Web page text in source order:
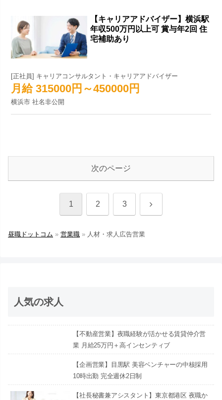
【キャリアアドバイザー】横浜駅
年収500万円以上可 賞与年2回 住
宅補助あり
[正社員] キャリアコンサルタント・キャリアアドバイザー
月給 315000円～450000円
横浜市 社名非公開
次のページ
1 2 3
昼職ドットコム » 営業職 » 人材・求人広告営業
人気の求人
【不動産営業】夜職経験が活かせる賃貸仲介営
業 月給25万円＋高インセンティブ
【企画営業】目黒駅 美容ベンチャーの中核採用
10時出勤 完全週休2日制
【社長秘書兼アシスタント】東京都港区 夜職か